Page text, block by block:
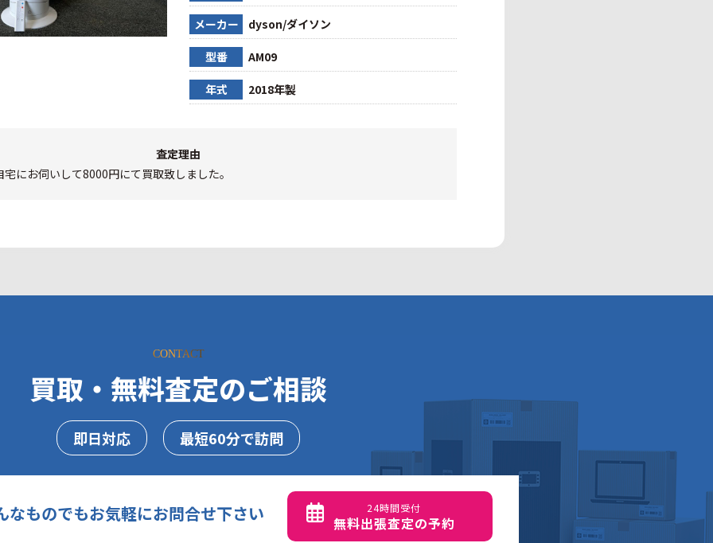
メーカー dyson/ダイソン
型番 AM09
年式 2018年製
査定理由
にお伺いして8000円にて買取致しました。
CONTACT
買取・無料査定のご相談
即日対応 最短60分で訪問
なものでもお気軽にお問合せ下さい 24時間受付
無料出張査定の予約